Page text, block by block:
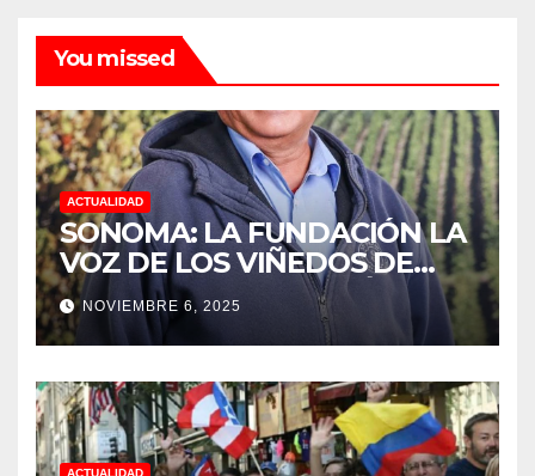
You missed
ACTUALIDAD
SONOMA: LA FUNDACIÓN LA
VOZ DE LOS VIÑEDOS DE
SONOMA, RECONOCIÓ A LOS
TRABAJADORES DEL MES DE
FEBRERO POR SU GRAN
TRABAJO EN LA PODA DE
UVAS
NOVIEMBRE 6, 2025
ACTUALIDAD